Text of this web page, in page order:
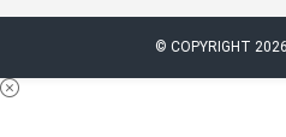
© COPYRIGHT